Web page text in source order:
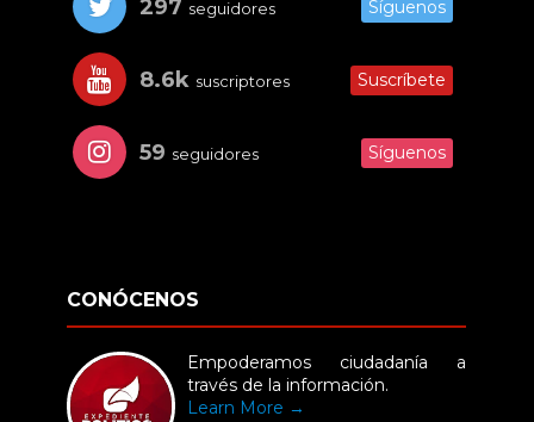
297 seguidores Síguenos
8.6k suscriptores Suscríbete
59 seguidores Síguenos
CONÓCENOS
Empoderamos ciudadanía a
través de la información.
Learn More →